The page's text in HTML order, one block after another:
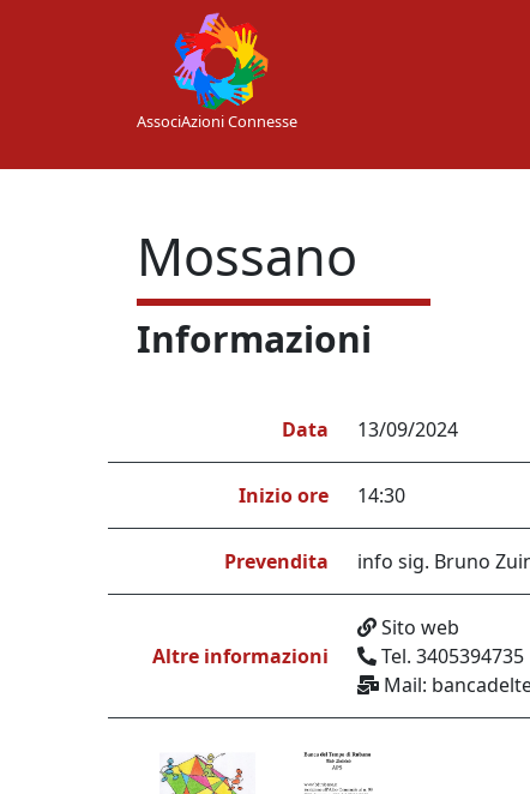
AssociAzioni Connesse
Mossano
Informazioni
Data 13/09/2024
Inizio ore 14:30
Prevendita info sig. Bruno
Altre informazioni
Sito web
Tel. 3405394735
Mail: